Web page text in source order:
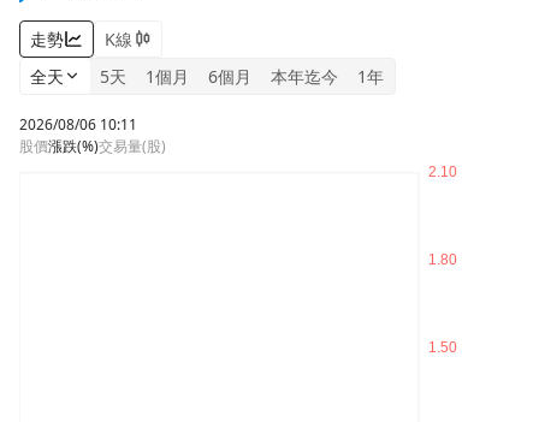
走勢
K線
全天
5天 1個月 6個月 本年迄今 1年
2026/08/06 10:11
股價漲跌(%)交易量(股)